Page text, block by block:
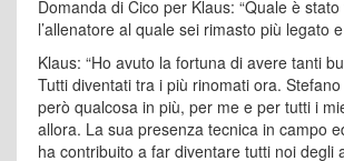
Domanda di Cico per Klaus: “Quale è
l’allenatore al quale sei rimasto più legato
Klaus: “Ho avuto la fortuna di avere tanti
Tutti diventati tra i più rinomati ora.
però qualcosa in più, per me e per tutti i
allora. La sua presenza tecnica in campo
ha contribuito a far diventare tutti noi degli